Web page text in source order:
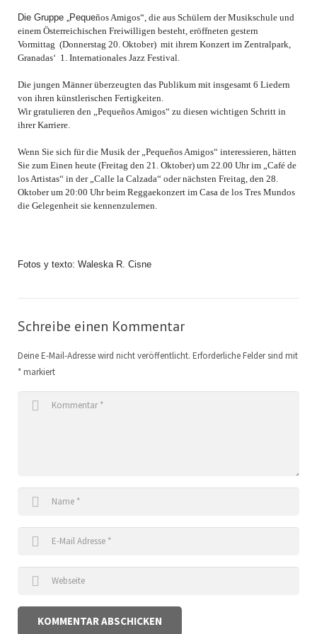
Volontariat
LoCreo
Lokale Entwicklung in Malacatoya
Música en los Barrios
Radio Volcán
Stadtarchiv
Kunstbibliothek
Vorstand
ES
DE
EN
Die Gruppe „Pequeños Amigos“, die aus Schülern der Musikschule und
einem Österreichischen Freiwilligen besteht, eröffneten gestern
Vormittag (Donnerstag 20. Oktober) mit ihrem Konzert im Zentralpark,
Granadas‘ 1. Internationales Jazz Festival.
Die jungen Männer überzeugten das Publikum mit insgesamt 6 Liedern
von ihren künstlerischen Fertigkeiten.
Wir gratulieren den „Pequeños Amigos“ zu diesen wichtigen Schritt in
ihrer Karriere.
Wenn Sie sich für die Musik der „Pequeños Amigos“ interessieren, hätten
Sie zum Einen heute (Freitag den 21. Oktober) um 22.00 Uhr im „Café de
los Artistas“ in der „Calle la Calzada“ oder nächsten Freitag, den 28.
Oktober um 20:00 Uhr beim Reggaekonzert im Casa de los Tres Mundos
die Gelegenheit sie kennenzulernen.
Fotos y texto: Waleska R. Cisne
Schreibe einen Kommentar
Deine E-Mail-Adresse wird nicht veröffentlicht. Erforderliche Felder sind mit
*markiert